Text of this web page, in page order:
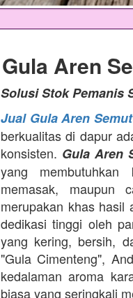
Gula Aren
Solusi Stok Pemanis
Jual Gula Aren
berkualitas di dapur
konsisten. Gula Aren
yang
memasak, maupun
merupakan khas hasil
dedikasi tinggi oleh
yang kering, bersih,
"Gula Cimenteng",
kedalaman aroma
biasa yang seringkali